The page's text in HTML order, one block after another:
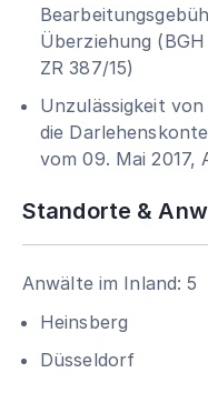
Überziehung
ZR 387/15)
Unzulässigkeit
die
vom 09. Mai 2017,
Standorte &
Anwälte im Inland: 5
Heinsberg
Düsseldorf